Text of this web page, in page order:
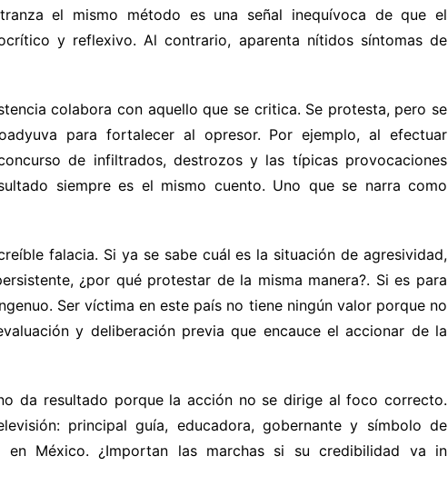
el mismo método es una señal inequívoca de que el
y reflexivo. Al contrario, aparenta nítidos síntomas de
colabora con aquello que se critica. Se protesta, pero se
para fortalecer al opresor. Por ejemplo, al efectuar
de infiltrados, destrozos y las típicas provocaciones
siempre es el mismo cuento. Uno que se narra como
falacia. Si ya se sabe cuál es la situación de agresividad,
¿por qué protestar de la misma manera?. Si es para
Ser víctima en este país no tiene ningún valor porque no
y deliberación previa que encauce el accionar de la
da resultado porque la acción no se dirige al foco correcto.
principal guía, educadora, gobernante y símbolo de
en México. ¿Importan las marchas si su credibilidad va in